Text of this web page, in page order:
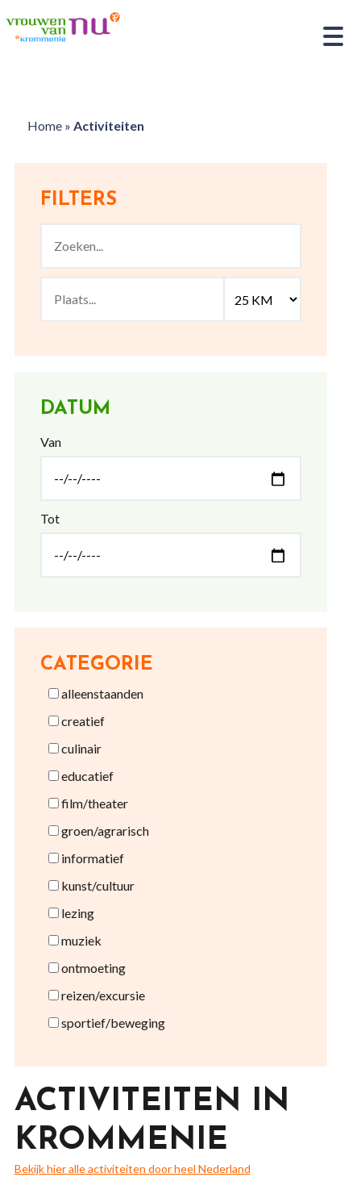
Home» Activiteiten
FILTERS
DATUM
Van
Tot
CATEGORIE
alleenstaanden
creatief
culinair
educatief
film/theater
groen/agrarisch
informatief
kunst/cultuur
lezing
muziek
ontmoeting
reizen/excursie
sportief/beweging
ACTIVITEITEN IN
KROMMENIE
Bekijk hier alle activiteiten door heel Nederland